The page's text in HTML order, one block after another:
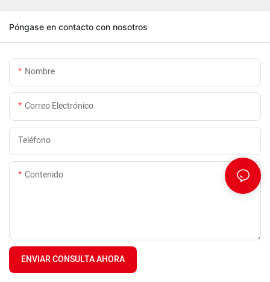
Póngase en contacto con nosotros
Nombre
Correo Electrónico
Teléfono
Contenido
ENVIAR CONSULTA AHORA